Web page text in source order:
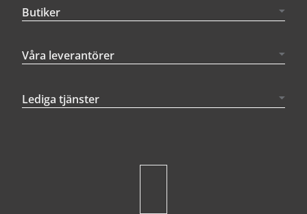
Butiker
Våra leverantörer
Lediga tjänster